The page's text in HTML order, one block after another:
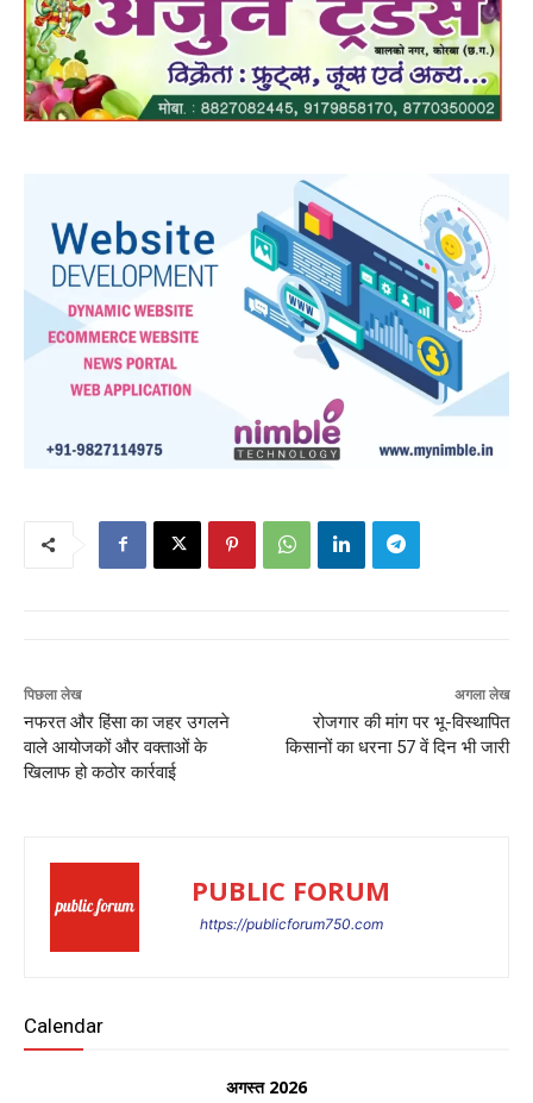
पिछला लेख
नफरत और हिंसा का जहर उगलने
वाले आयोजकों और वक्ताओं के
खिलाफ हो कठोर कार्रवाई
अगला लेख
रोजगार की मांग पर भू-विस्थापित
किसानों का धरना 57 वें दिन भी जारी
PUBLIC FORUM
https://publicforum750.com
Calendar
अगस्त 2026